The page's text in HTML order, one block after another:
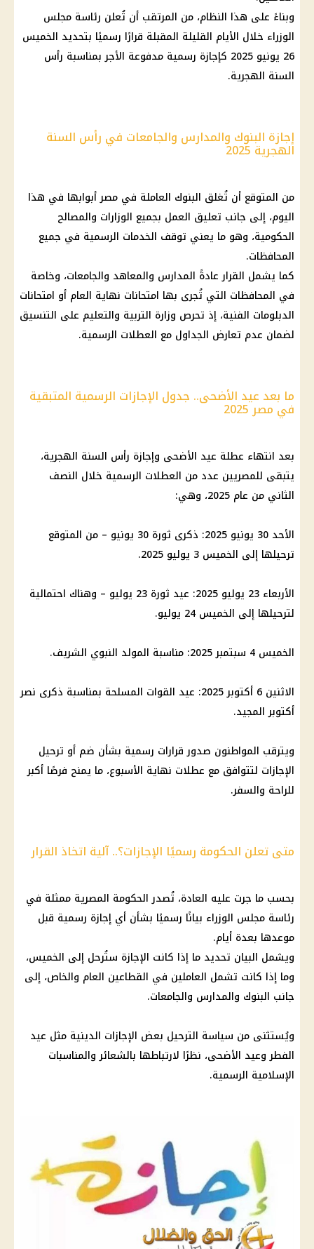
وبناءً على هذا النظام، من المرتقب أن تُعلن رئاسة مجلس
الوزراء خلال الأيام القليلة المقبلة قرارًا رسميًا بتحديد الخميس
26 يونيو 2025
كإجازة رسمية مدفوعة الأجر بمناسبة رأس
السنة الهجرية.
إجازة البنوك والمدارس والجامعات في رأس السنة
الهجرية 2025
من المتوقع أن تُغلق البنوك العاملة في مصر أبوابها في هذا
اليوم، إلى جانب تعليق العمل بجميع الوزارات والمصالح
الحكومية، وهو ما يعني توقف الخدمات الرسمية في جميع
المحافظات.
كما يشمل القرار عادةً المدارس والمعاهد والجامعات، وخاصة
في المحافظات التي تُجرى بها امتحانات نهاية العام أو امتحانات
الدبلومات الفنية، إذ تحرص وزارة التربية والتعليم على التنسيق
لضمان عدم تعارض الجداول مع العطلات الرسمية.
ما بعد عيد الأضحى.. جدول الإجازات الرسمية المتبقية
في مصر 2025
بعد انتهاء عطلة عيد الأضحى وإجازة رأس السنة الهجرية،
يتبقى للمصريين عدد من العطلات الرسمية خلال النصف
الثاني من عام 2025، وهي:
الأحد 30 يونيو 2025
: ذكرى ثورة 30 يونيو – من المتوقع
ترحيلها إلى الخميس 3
يوليو 2025 .
الأربعاء 23 يوليو 2025: عيد ثورة 23 يوليو – وهناك احتمالية
لترحيلها إلى الخميس 24 يوليو.
الخميس 4 سبتمبر 2025: مناسبة المولد النبوي الشريف.
الاثنين 6 أكتوبر 2025: عيد القوات المسلحة بمناسبة ذكرى نصر
أكتوبر المجيد.
ويترقب المواطنون صدور قرارات رسمية بشأن ضم أو ترحيل
الإجازات لتتوافق مع عطلات نهاية الأسبوع، ما يمنح فرصًا أكبر
للراحة والسفر.
متى تعلن الحكومة رسميًا الإجازات؟.. آلية اتخاذ القرار
بحسب ما جرت عليه العادة، تُصدرالحكومة المصرية ممثلة في
رئاسة مجلس الوزراء بيانًا رسميًا بشأن أي إجازة رسمية قبل
موعدها بعدة أيام.
ويشمل البيان تحديد ما إذا كانت الإجازة ستُرحل إلى الخميس،
وما إذا كانت تشمل العاملين في القطاعين العام والخاص، إلى
جانب البنوك والمدارس والجامعات.
ويُستثنى من سياسة الترحيل بعض الإجازات الدينية مثل عيد
الفطر وعيد الأضحى، نظرًا لارتباطها بالشعائر والمناسبات
الإسلامية الرسمية.